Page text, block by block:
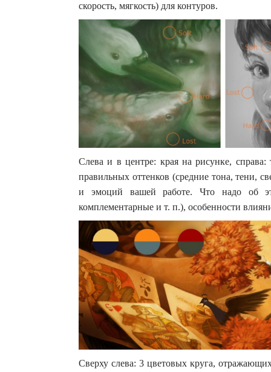
скорость, мягкость) для контуров.
Слева и в центре: края на рисунке,
правильных оттенков (средние тона, тени,
и эмоций вашей работе. Что надо об
комплементарные и т. п.), особенности
Сверху слева: 3 цветовых круга,